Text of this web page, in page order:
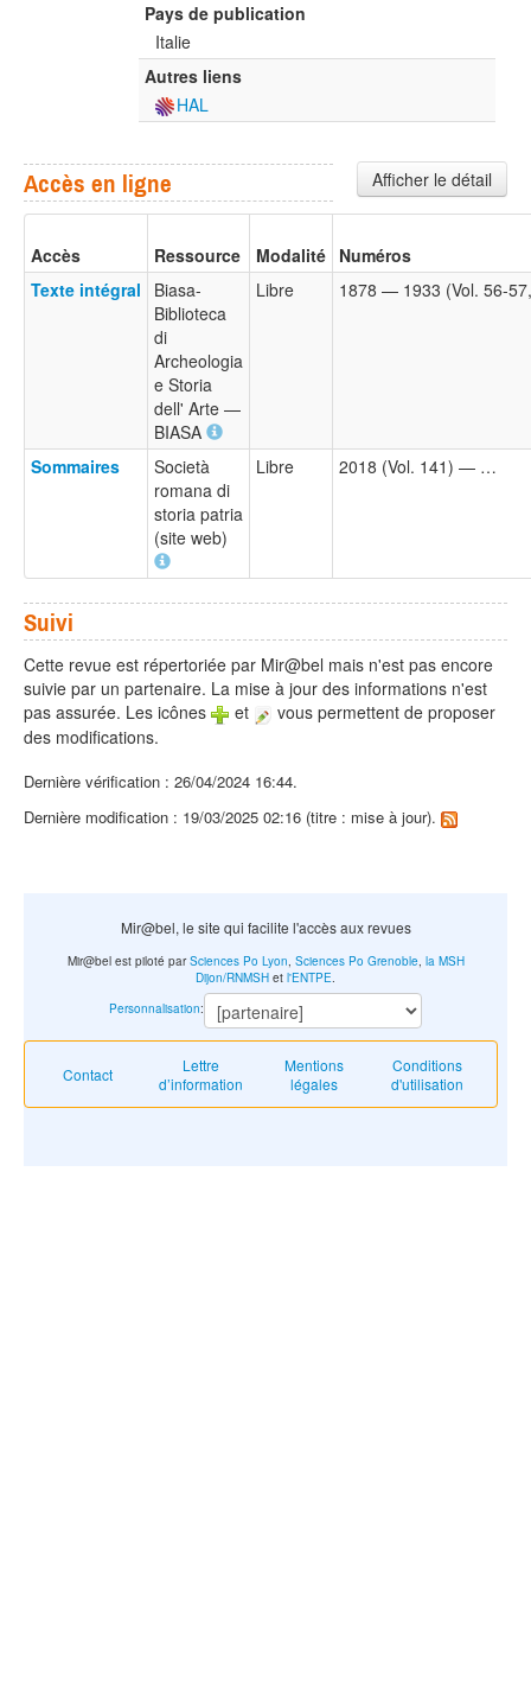
Pays de publication
Italie
Autres liens
HAL
Afficher le détail
Accès en ligne
Accès Ressource Modalité Numéros
Texte intégral
Biasa-
Biblioteca
di
Archeologia
e Storia
dell' Arte —
BIASA
Libre 1878 — 1933 (Vol. 56-
Sommaires
Società
romana di
storia patria
(site web)
Libre 2018 (Vol. 141) — …
Suivi
Cette revue est répertoriée par Mir@bel mais n'est pas encore
suivie par un partenaire. La mise à jour des informations n'est
pas assurée. Les icônes
et
vous permettent de proposer
des modifications.
Dernière vérification : 26/04/2024 16:44.
Dernière modification : 19/03/2025 02:16 (titre : mise à jour).
Mir@bel, le site qui facilite l'accès aux revues
Contact
Lettre
d’information
Mentions
légales
Conditions
d'utilisation
Mir@bel est piloté parSciences Po Lyon Sciences Po Grenoble, la MSH
Dijon/RNMSH et l'ENTPE
Personnalisation: